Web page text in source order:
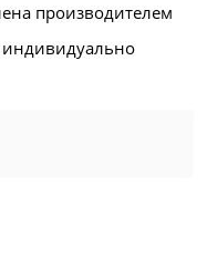
производителем
индивидуально